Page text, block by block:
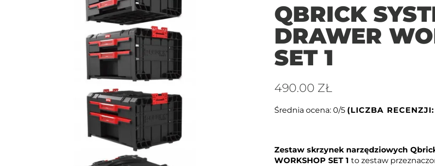
QBRICK
DRAWER
SET 1
490.00 ZŁ
Średnia ocena: 0/5 (LICZBA
Zestaw skrzynek narzędziowych
WORKSHOP SET 1 to zestaw